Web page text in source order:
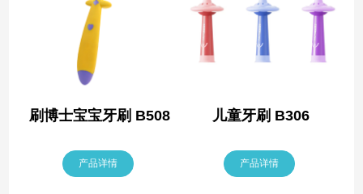
刷博士宝宝牙刷 B508
产品详情
儿童牙刷 B306
产品详情